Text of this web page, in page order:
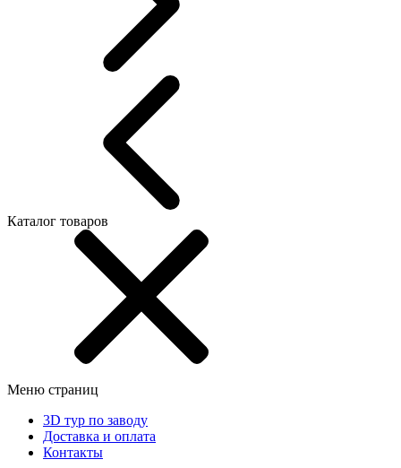
Каталог товаров
Меню страниц
3D тур по заводу
Доставка и оплата
Контакты